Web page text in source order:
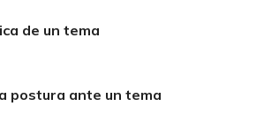
de un tema
postura ante un tema